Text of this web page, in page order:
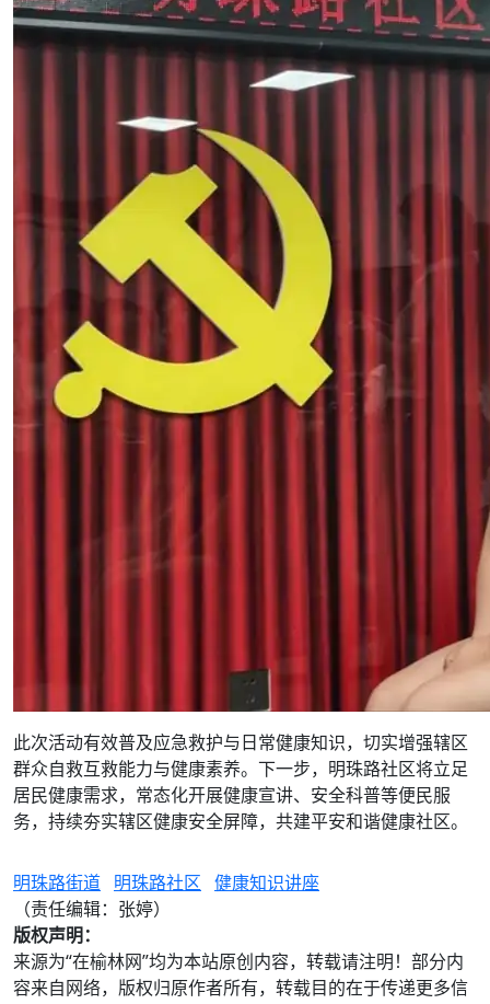
此次活动有效普及应急救护与日常健康知识，切实增强辖区
群众自救互救能力与健康素养。下一步，明珠路社区将立足
居民健康需求，常态化开展健康宣讲、安全科普等便民服
务，持续夯实辖区健康安全屏障，共建平安和谐健康社区。
明珠路街道 明珠路社区 健康知识讲座
（责任编辑：张婷）
版权声明：
来源为“在榆林网”均为本站原创内容，转载请注明！部分内
容来自网络，版权归原作者所有，转载目的在于传递更多信